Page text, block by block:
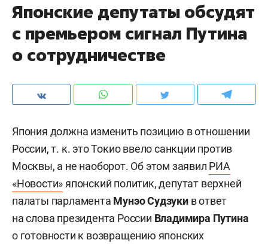
Японские депутаты обсудят
с премьером сигнал Путина
о сотрудничестве
Япония должна изменить позицию в отношении
России, т. к. это Токио ввело санкции против
Москвы, а не наоборот. Об этом заявил РИА
«Новости» японский политик, депутат верхней
палаты парламента Мунэо Судзукив ответ
на слова президента России Владимира Путина
о готовности к возвращению японских